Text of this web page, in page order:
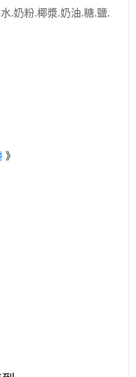
.奶粉.椰漿.奶油.糖.鹽.
》